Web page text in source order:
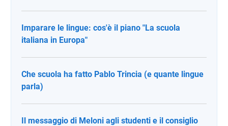
Imparare le lingue: cos'è il piano "La scuola
italiana in Europa"
Che scuola ha fatto Pablo Trincia (e quante lingue
parla)
Il messaggio di Meloni agli studenti e il consiglio